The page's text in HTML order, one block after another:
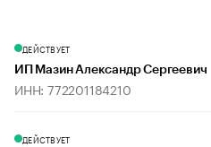
ДЕЙСТВУЕТ
ИП Мазин Александр Сергеевич
ИНН: 772201184210
ДЕЙСТВУЕТ